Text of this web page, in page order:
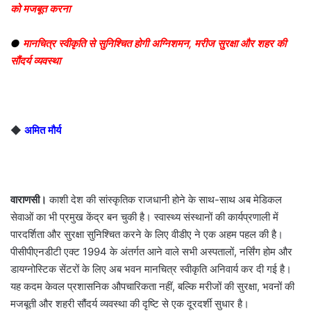
को मजबूत करना
● मानचित्र स्वीकृति से सुनिश्चित होगी अग्निशमन, मरीज सुरक्षा और शहर की
सौंदर्य व्यवस्था
◆ अमित मौर्य
वाराणसी।काशी देश की सांस्कृतिक राजधानी होने के साथ-साथ अब मेडिकल
सेवाओं का भी प्रमुख केंद्र बन चुकी है। स्वास्थ्य संस्थानों की कार्यप्रणाली में
पारदर्शिता और सुरक्षा सुनिश्चित करने के लिए वीडीए ने एक अहम पहल की है।
पीसीपीएनडीटी एक्ट 1994 के अंतर्गत आने वाले सभी अस्पतालों, नर्सिंग होम और
डायग्नोस्टिक सेंटरों के लिए अब भवन मानचित्र स्वीकृति अनिवार्य कर दी गई है।
यह कदम केवल प्रशासनिक औपचारिकता नहीं, बल्कि मरीजों की सुरक्षा, भवनों की
मजबूती और शहरी सौंदर्य व्यवस्था की दृष्टि से एक दूरदर्शी सुधार है।